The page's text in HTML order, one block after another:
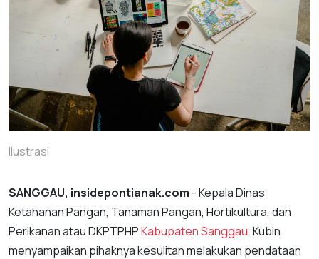
Ilustrasi
SANGGAU, insidepontianak.com - Kepala Dinas
Ketahanan Pangan, Tanaman Pangan, Hortikultura, dan
Perikanan atau DKPTPHPKabupaten Sanggau, Kubin
menyampaikan pihaknya kesulitan melakukan pendataan